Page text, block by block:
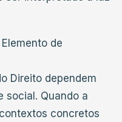
de
Direito dependem
social. Quando a
concretos